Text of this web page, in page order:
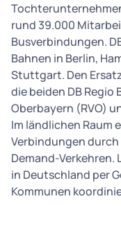
rund 39.000
Busverbindungen.
Bahnen in Berlin,
Stuttgart. Den
die beiden DB
Oberbayern (RVO)
Im ländlichen Raum
Verbindungen durch
Demand-Verkehren.
in Deutschland per
Kommunen